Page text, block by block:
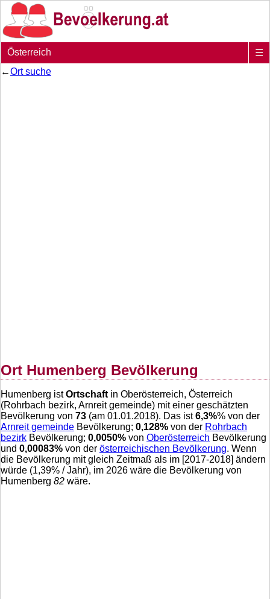
Österreich
☰
←Ort suche
Ort Humenberg Bevölkerung
Humenberg istOrtschaft in Oberösterreich, Österreich
(Rohrbach bezirk, Arnreit gemeinde) mit einer geschätzten
Bevölkerung von 73 (am 01.01.2018). Das ist6,3%% von der
Arnreit gemeinde Bevölkerung; 0,128% von der Rohrbach
bezirk Bevölkerung; 0,0050% von Oberösterreich Bevölkerung
und 0,00083% von der österreichischen Bevölkerung. Wenn
die Bevölkerung mit gleich Zeitmaß als im [2017-2018] ändern
würde (1,39% / Jahr), im 2026 wäre die Bevölkerung von
Humenberg 82 wäre.